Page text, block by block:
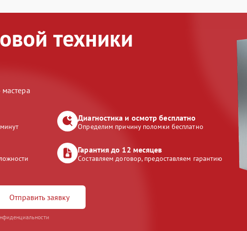
техники
Диагностика и осмотр бесплатно
Определим причину поломки бесплатно
Гарантия до 12 месяцев
Составляем договор, предоставляем гарантию
Отправить заявку